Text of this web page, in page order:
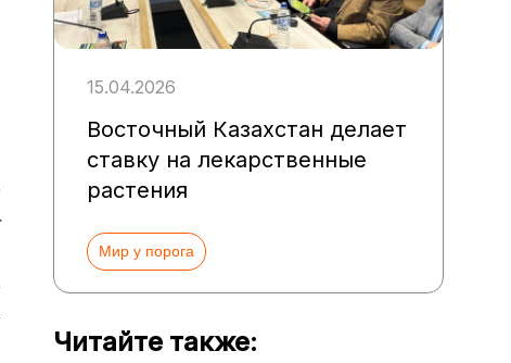
15.04.2026
Восточный Казахстан делает
ставку на лекарственные
растения
Мир у порога
Читайте также: